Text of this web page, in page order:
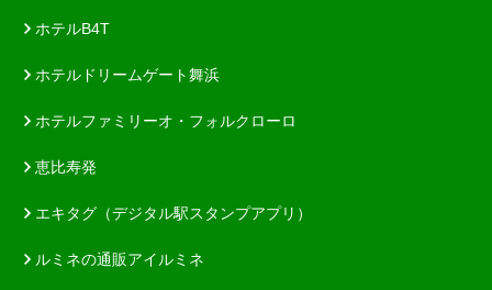
ホテルB4T
ホテルドリームゲート舞浜
ホテルファミリーオ・フォルクローロ
恵比寿発
エキタグ（デジタル駅スタンプアプリ）
ルミネの通販アイルミネ